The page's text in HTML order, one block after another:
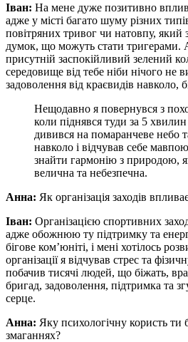
Іван: На мене дуже позитивно
адже у місті багато шуму різних
повітряних тривог чи натовпу, який
думок, що можуть стати тригерами.
присутній заспокійливий зелений
середовище від тебе ніби нічого не
задоволення від краєвидів навколо,
Нещодавно я повернувся з
коли піднявся туди за 5
дивився на помаранчеве небо
навколо і відчував себе
знайти гармонію з природою,
велична та небезпечна.
Анна: Як організація заходів
Іван: Організацією спортивних
адже обожнюю ту підтримку та
бігове комʼюніті, і мені хотілось
організації я відчував стрес та
побачив тисячі людей, що біжать,
бригад, задоволення, підтримка та
серце.
Анна: Яку психологічну користь
змаганнях?